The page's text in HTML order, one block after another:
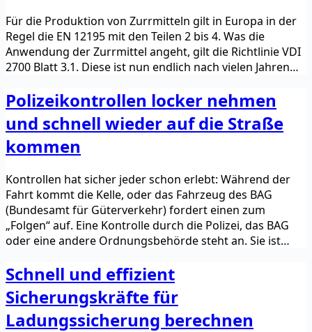
Für die Produktion von Zurrmitteln gilt in Europa in der
Regel die EN 12195 mit den Teilen 2 bis 4. Was die
Anwendung der Zurrmittel angeht, gilt die Richtlinie VDI
2700 Blatt 3.1. Diese ist nun endlich nach vielen Jahren…
Polizeikontrollen locker nehmen
und schnell wieder auf die Straße
kommen
Kontrollen hat sicher jeder schon erlebt: Während der
Fahrt kommt die Kelle, oder das Fahrzeug des BAG
(Bundesamt für Güterverkehr) fordert einen zum
„Folgen“ auf. Eine Kontrolle durch die Polizei, das BAG
oder eine andere Ordnungsbehörde steht an. Sie ist…
Schnell und effizient
Sicherungskräfte für
Ladungssicherung berechnen